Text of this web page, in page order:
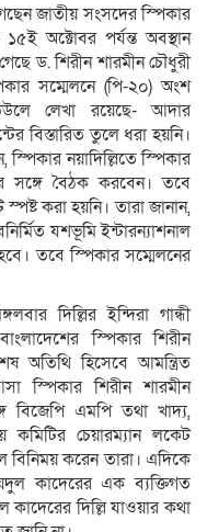
জাতীয় সংসদের স্পিকার
অক্টোবর পর্যন্ত অবস্থান
ড. শিরীন শারমীন চৌধুরী
সম্মেলনে (পি-২০) অংশ
লেখা রয়েছে- আদার
বিস্তারিত তুলে ধরা হয়নি।
স্পিকার নয়াদিল্লিতে স্পিকার
সঙ্গে বৈঠক করবেন। তবে
করা হয়নি। তারা জানান,
যশভূমি ইন্টারন্যাশনাল
তবে স্পিকার সম্মেলনের
দিল্লির ইন্দিরা গান্ধী
স্পিকার শিরীন
অতিথি হিসেবে আমন্ত্রিত
স্পিকার শিরীন শারমীন
বিজেপি এমপি তথা খাদ্য,
কমিটির চেয়ারম্যান লকেট
বিনিময় করেন তারা। এদিকে
কাদেরের এক ব্যক্তিগত
দিল্লি যাওয়ার কথা